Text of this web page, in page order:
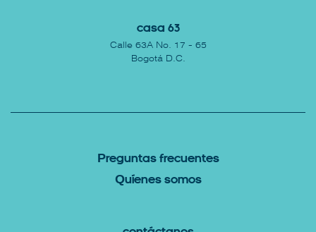
Casa 63
Calle 63A No. 17 - 65
Bogotá D.C.
Preguntas Frecuentes
Quíenes somos